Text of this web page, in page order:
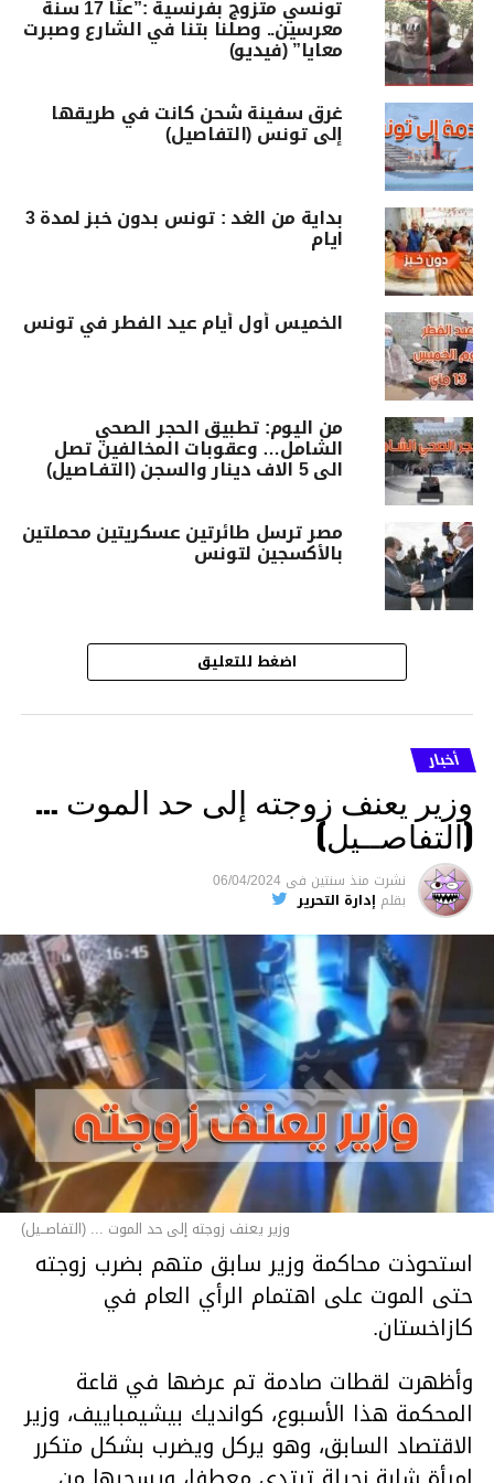
تونسي متزوج بفرنسية :”عنّا 17 سنة
معرسين.. وصلنا بتنا في الشارع وصبرت
معايا” (فيديو)
غرق سفينة شحن كانت في طريقها
إلى تونس (التفاصيل)
بداية من الغد : تونس بدون خبز لمدة 3
ايام
الخميس أول أيام عيد الفطر في تونس
من اليوم: تطبيق الحجر الصحي
الشامل… وعقوبات المخالفين تصل
الى 5 الاف دينار والسجن (التفـاصيل)
مصر ترسل طائرتين عسكريتين محملتين
بالأكسجين لتونس
اضغط للتعليق
أخبار
وزير يعنف زوجته إلى حد الموت …
(التفاصــيل)
نشرت منذ سنتين فى 06/04/2024
بقلم إدارة التحرير
وزير يعنف زوجته إلى حد الموت ... (التفاصــيل)
استحوذت محاكمة وزير سابق متهم بضرب زوجته
حتى الموت على اهتمام الرأي العام في
كازاخستان.
وأظهرت لقطات صادمة تم عرضها في قاعة
المحكمة هذا الأسبوع، كوانديك بيشيمباييف، وزير
الاقتصاد السابق، وهو يركل ويضرب بشكل متكرر